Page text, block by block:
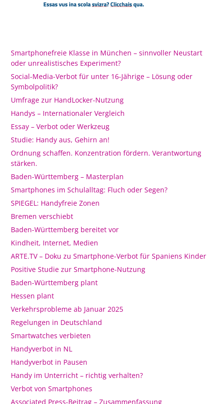
Smartphonefreie Klasse in München – sinnvoller Neustart
oder unrealistisches Experiment?
Social-Media-Verbot für unter 16-Jährige – Lösung oder
Symbolpolitik?
Umfrage zur HandLocker-Nutzung
Handys – Internationaler Vergleich
Essay – Verbot oder Werkzeug
Studie: Handy aus, Gehirn an!
Ordnung schaffen. Konzentration fördern. Verantwortung
stärken.
Baden-Württemberg – Masterplan
Smartphones im Schulalltag: Fluch oder Segen?
SPIEGEL: Handyfreie Zonen
Bremen verschiebt
Baden-Württemberg bereitet vor
Kindheit, Internet, Medien
ARTE.TV – Doku zu Smartphone-Verbot für Spaniens Kinder
Positive Studie zur Smartphone-Nutzung
Baden-Württemberg plant
Hessen plant
Verkehrsprobleme ab Januar 2025
Regelungen in Deutschland
Smartwatches verbieten
Handyverbot in NL
Handyverbot in Pausen
Handy im Unterricht – richtig verhalten?
Verbot von Smartphones
Associated Press-Beitrag – Zusammenfassung